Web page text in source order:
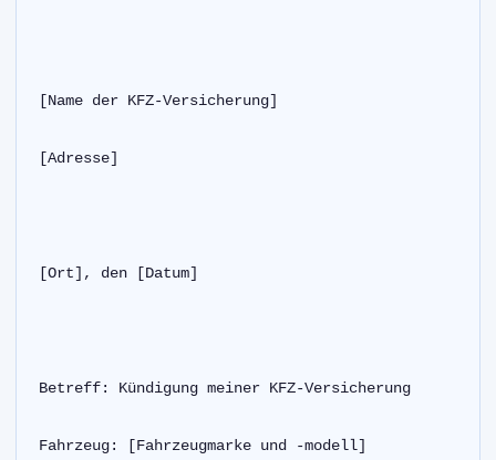
[Name der KFZ-Versicherung]
[Adresse]
[Ort], den [Datum]
Betreff: Kündigung meiner KFZ-Versicherung
Fahrzeug: [Fahrzeugmarke und -modell]